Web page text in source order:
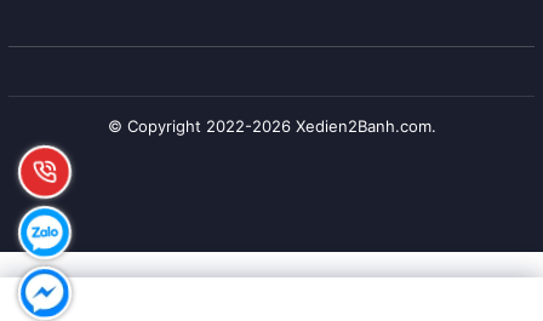
© Copyright 2022-2026 Xedien2Banh.com.